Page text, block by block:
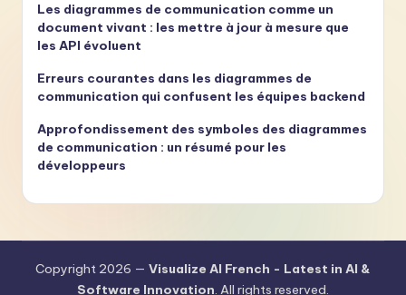
Les diagrammes de communication comme un
document vivant : les mettre à jour à mesure que
les API évoluent
Erreurs courantes dans les diagrammes de
communication qui confusent les équipes backend
Approfondissement des symboles des diagrammes
de communication : un résumé pour les
développeurs
Copyright 2026 — Visualize AI French - Latest in AI &
Software Innovation. All rights reserved.